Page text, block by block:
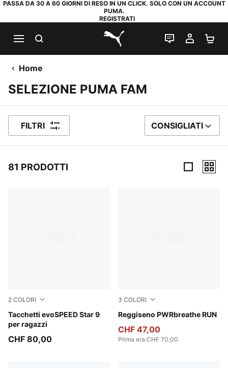
PASSA DA 30 A 60 GIORNI DI RESO IN UN CLICK. SOLO CON UN ACCOUNT
PUMA.
REGISTRATI
PUMA.com
CHAT IL MIO
Home
SELEZIONE PUMA FAM
FILTRI ORDINA PER
CONSIGLIATI
81 PRODOTTI
2 COLORI
Tacchetti evoSPEED Star 9
per ragazzi
PUMA Black-PUMA White
CHF 80,00
3 COLORI
Reggiseno PWRbreathe RUN
Puma Black
CHF 47,00
Prima era:CHF 70,00